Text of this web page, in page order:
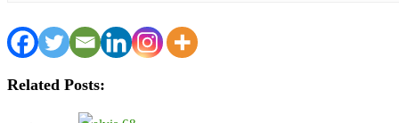
Related Posts: